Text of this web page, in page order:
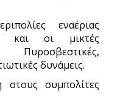
εναέριας
και οι μικτές
δυνάμεις.
στους συμπολίτες